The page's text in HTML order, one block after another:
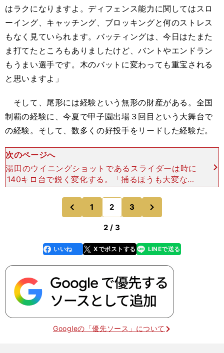
はラクになりますよ。ディフェンス能力に関してはスロ
ーイング、キャッチング、ブロッキングと何のストレス
もなく見ていられます。バッティングは、今日はたまた
ま打てたところもありましたけど、バントやエンドラン
もうまい選手です。木のバットに変わっても重宝される
と思いますよ」
そして、尾形には経験という無形の財産がある。全国
制覇の経験に、今夏で甲子園出場３回目という大舞台で
の経験。そして、数多くの好投手をリードした経験だ。
次のページへ
湯田のウイニングショットであるスライダーは時に
140キロ台で鋭く変化する。「捕るほうも大変なの
ではないですか？」と聞くと、尾形は「そうです
ね」と苦笑しながらこう続けた。「でも、１年生の
頃からずっと、
前
のページへ
1 2 3
2 / 3
faceboo
k
いいね Xでポストする
line LINEで送る
Googleの「優先ソース」について